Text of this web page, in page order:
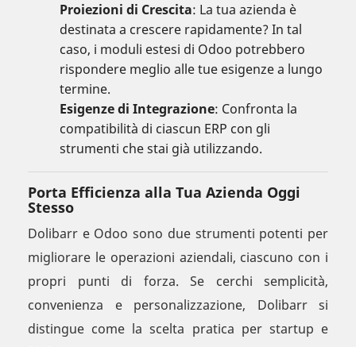
Proiezioni di Crescita: La tua azienda è
destinata a crescere rapidamente? In tal
caso, i moduli estesi di Odoo potrebbero
rispondere meglio alle tue esigenze a lungo
termine.
Esigenze di Integrazione: Confronta la
compatibilità di ciascun ERP con gli
strumenti che stai già utilizzando.
Porta Efficienza alla Tua Azienda Oggi
Stesso
Dolibarr e Odoo sono due strumenti potenti per
migliorare le operazioni aziendali, ciascuno con i
propri punti di forza. Se cerchi semplicità,
convenienza e personalizzazione, Dolibarr si
distingue come la scelta pratica per startup e